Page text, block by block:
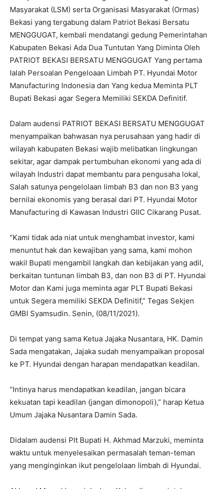
Masyarakat (LSM) serta Organisasi Masyarakat (Ormas)
Bekasi yang tergabung dalam Patriot Bekasi Bersatu
MENGGUGAT, kembali mendatangi gedung Pemerintahan
Kabupaten Bekasi Ada Dua Tuntutan Yang Diminta Oleh
PATRIOT BEKASI BERSATU MENGGUGAT Yang pertama
Ialah Persoalan Pengeloaan Limbah PT. Hyundai Motor
Manufacturing Indonesia dan Yang kedua Meminta PLT
Bupati Bekasi agar Segera Memiliki SEKDA Definitif.
Dalam audensi PATRIOT BEKASI BERSATU MENGGUGAT
menyampaikan bahwasan nya perusahaan yang hadir di
wilayah kabupaten Bekasi wajib melibatkan lingkungan
sekitar, agar dampak pertumbuhan ekonomi yang ada di
wilayah Industri dapat membantu para pengusaha lokal,
Salah satunya pengelolaan limbah B3 dan non B3 yang
bernilai ekonomis yang berasal dari PT. Hyundai Motor
Manufacturing di Kawasan Industri GIIC Cikarang Pusat.
“Kami tidak ada niat untuk menghambat investor, kami
menuntut hak dan kewajiban yang sama, kami mohon
wakil Bupati mengambil langkah dan kebijakan yang adil,
berkaitan tuntunan limbah B3, dan non B3 di PT. Hyundai
Motor dan Kami juga meminta agar PLT Bupati Bekasi
untuk Segera memiliki SEKDA Definitif,” Tegas Sekjen
GMBI Syamsudin. Senin, (08/11/2021).
Di tempat yang sama Ketua Jajaka Nusantara, HK. Damin
Sada mengatakan, Jajaka sudah menyampaikan proposal
ke PT. Hyundai dengan harapan mendapatkan keadilan.
“Intinya harus mendapatkan keadilan, jangan bicara
kekuatan tapi keadilan (jangan dimonopoli),” harap Ketua
Umum Jajaka Nusantara Damin Sada.
Didalam audensi Plt Bupati H. Akhmad Marzuki, meminta
waktu untuk menyelesaikan permasalah teman-teman
yang menginginkan ikut pengelolaan limbah di Hyundai.